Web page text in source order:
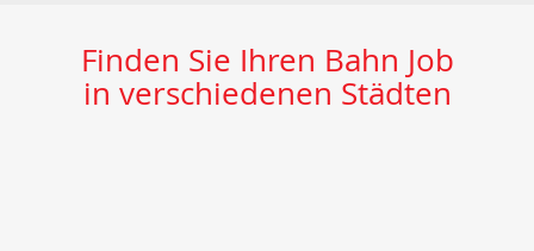
Finden Sie Ihren Bahn Job
in verschiedenen Städten